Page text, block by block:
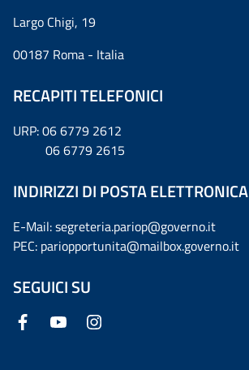
Largo Chigi, 19
00187 Roma - Italia
RECAPITI TELEFONICI
URP: 06 6779 2612
06 6779 2615
INDIRIZZI DI POSTA ELETTRONICA
E-Mail: segreteria.pariop@governo.it
PEC: pariopportunita@mailbox.governo.it
SEGUICI SU